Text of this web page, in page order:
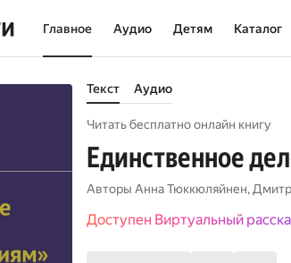
Главное Аудио Детям Каталог
Текст Аудио
Читать бесплатно онлайн книгу
Единственное
Авторы Анна Тюккюляйнен,
Доступен Виртуальный